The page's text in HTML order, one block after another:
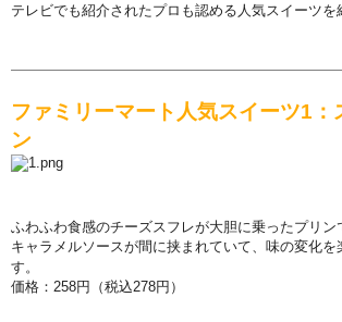
テレビでも紹介されたプロも認める人気スイ ーツを
ファミリ ーマー ト人気スイーツ1
ン
ふわふわ食感のチーズスフレが大胆に乗ったプリン
キャラメルソ ースが間に挟まれていて、味の変化を
す。
価格： 258円（税込278円）